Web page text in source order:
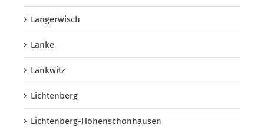
Langerwisch
Lanke
Lankwitz
Lichtenberg
Lichtenberg-Hohenschönhausen